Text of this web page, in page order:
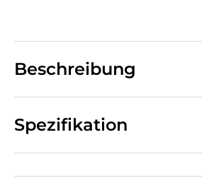
Beschreibung
Spezifikation